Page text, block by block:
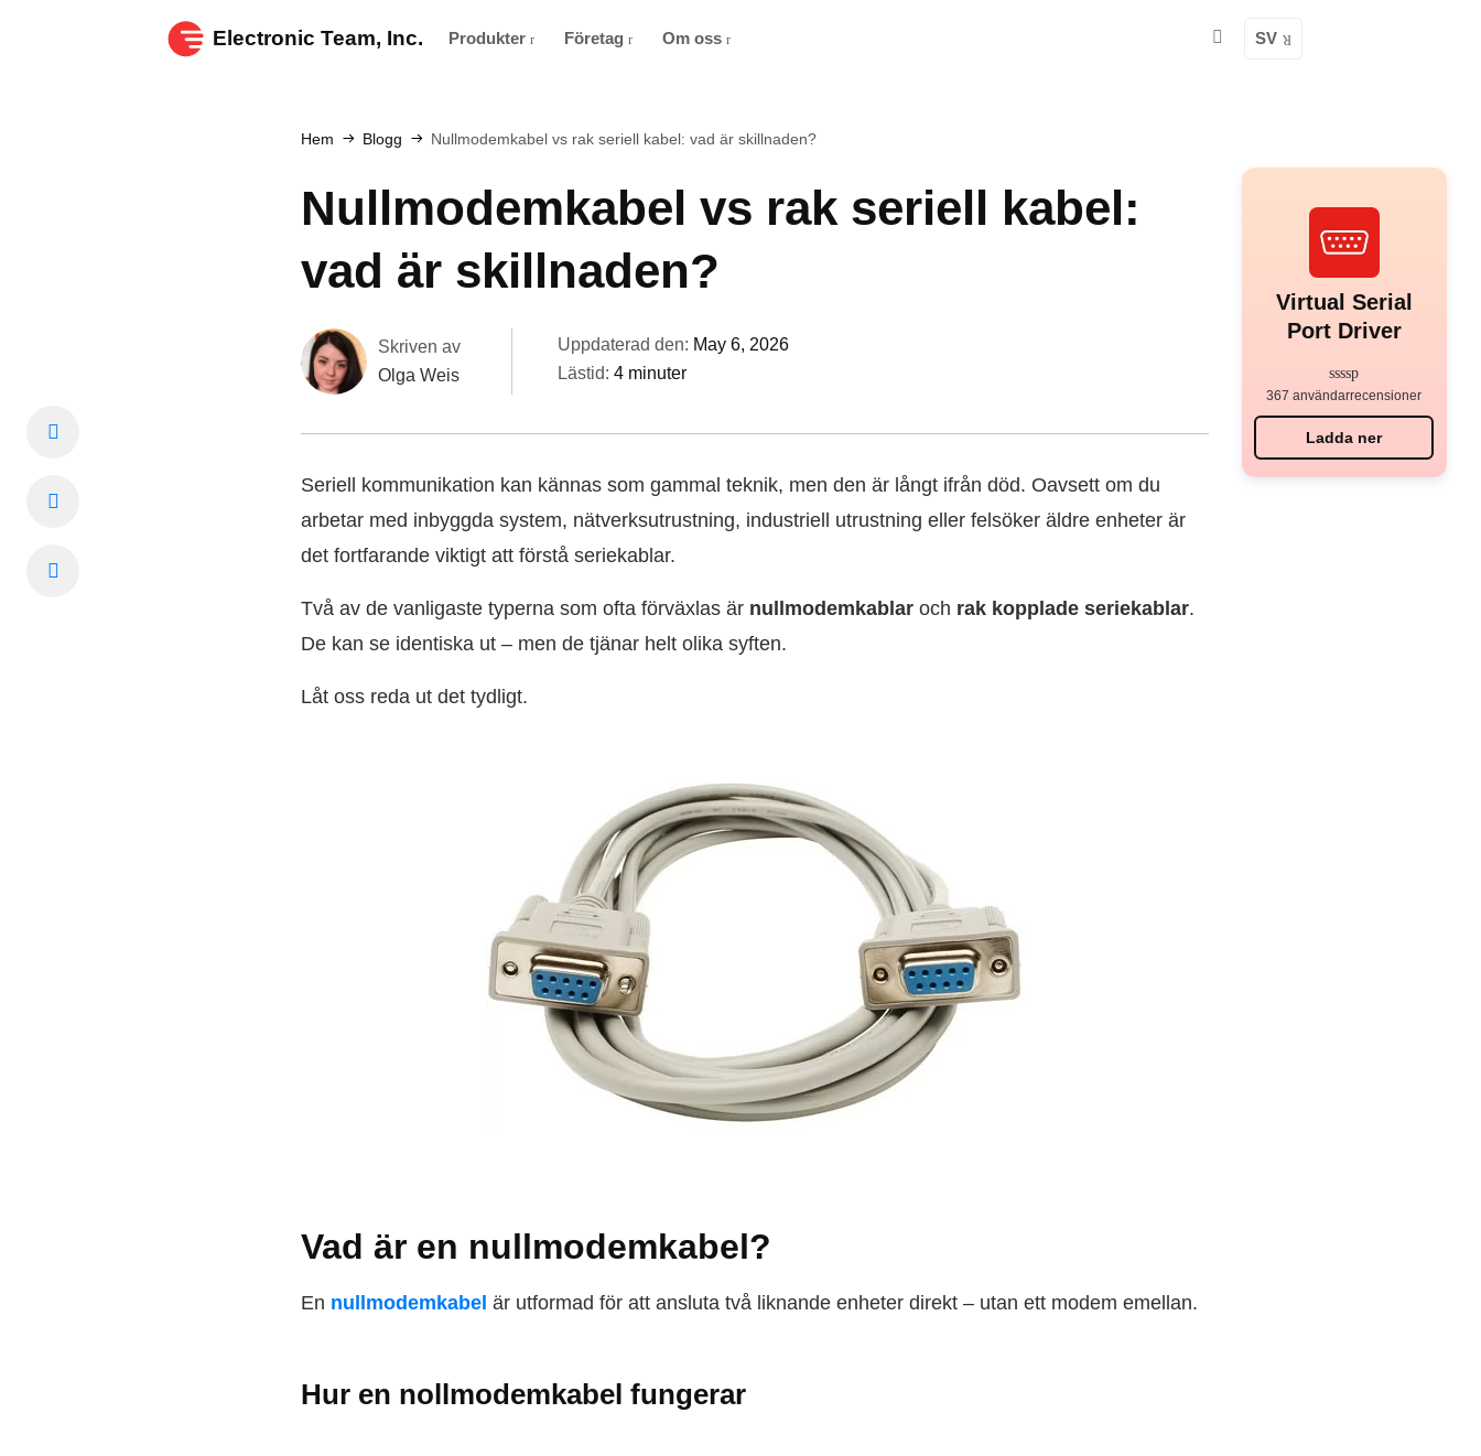
Electronic Team, Inc. Produkter Företag Om oss SV
Hem Blogg Nullmodemkabel vs rak seriell kabel: vad är skillnaden?
Nullmodemkabel vs rak seriell kabel:
vad är skillnaden?
Skriven av
Olga Weis
Uppdaterad den: May 6, 2026
Lästid: 4 minuter
Seriell kommunikation kan kännas som gammal teknik, men den är långt ifrån död. Oavsett om du
arbetar med inbyggda system, nätverksutrustning, industriell utrustning eller felsöker äldre enheter är
det fortfarande viktigt att förstå seriekablar.
Två av de vanligaste typerna som ofta förväxlas är nullmodemkablar och rak kopplade seriekablar.
De kan se identiska ut – men de tjänar helt olika syften.
Låt oss reda ut det tydligt.
Vad är en nullmodemkabel?
En nullmodemkabel är utformad för att ansluta två liknande enheter direkt – utan ett modem emellan.
Hur en nollmodemkabel fungerar
Virtual Serial
Port Driver
367 användarrecensioner
Ladda ner